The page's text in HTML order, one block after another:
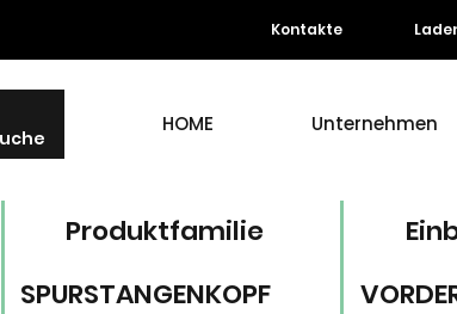
HOME Unternehmen
Kontakte
Produktfamilie
SPURSTANGENKOPF